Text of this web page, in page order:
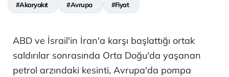
#Akaryakıt #Avrupa #Fiyat
ABD ve İsrail'in İran'a karşı başlattığı ortak
saldırılar sonrasında Orta Doğu'da yaşanan
petrol arzındaki kesinti, Avrupa'da pompa